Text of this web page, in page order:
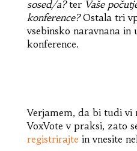
sosed/a?ter Vaše
konference?Ostala tri
vsebinsko naravnana in
konference.
Verjamem, da bi tudi vi
VoxVote v praksi, zato
registrirajte in vnesite